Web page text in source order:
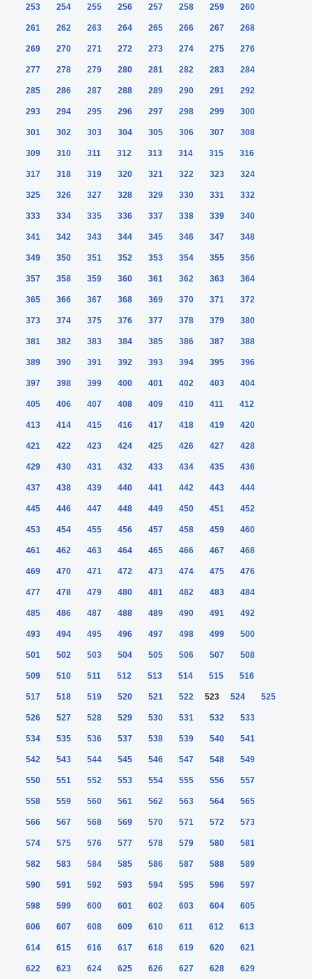
253 254 255 256 257 258 259 260
261 262 263 264 265 266 267 268
269 270 271 272 273 274 275 276
277 278 279 280 281 282 283 284
285 286 287 288 289 290 291 292
293 294 295 296 297 298 299 300
301 302 303 304 305 306 307 308
309 310 311 312 313 314 315 316
317 318 319 320 321 322 323 324
325 326 327 328 329 330 331 332
333 334 335 336 337 338 339 340
341 342 343 344 345 346 347 348
349 350 351 352 353 354 355 356
357 358 359 360 361 362 363 364
365 366 367 368 369 370 371 372
373 374 375 376 377 378 379 380
381 382 383 384 385 386 387 388
389 390 391 392 393 394 395 396
397 398 399 400 401 402 403 404
405 406 407 408 409 410 411 412
413 414 415 416 417 418 419 420
421 422 423 424 425 426 427 428
429 430 431 432 433 434 435 436
437 438 439 440 441 442 443 444
445 446 447 448 449 450 451 452
453 454 455 456 457 458 459 460
461 462 463 464 465 466 467 468
469 470 471 472 473 474 475 476
477 478 479 480 481 482 483 484
485 486 487 488 489 490 491 492
493 494 495 496 497 498 499 500
501 502 503 504 505 506 507 508
509 510 511 512 513 514 515 516
517 518 519 520 521 522 523 524 525
526 527 528 529 530 531 532 533
534 535 536 537 538 539 540 541
542 543 544 545 546 547 548 549
550 551 552 553 554 555 556 557
558 559 560 561 562 563 564 565
566 567 568 569 570 571 572 573
574 575 576 577 578 579 580 581
582 583 584 585 586 587 588 589
590 591 592 593 594 595 596 597
598 599 600 601 602 603 604 605
606 607 608 609 610 611 612 613
614 615 616 617 618 619 620 621
622 623 624 625 626 627 628 629